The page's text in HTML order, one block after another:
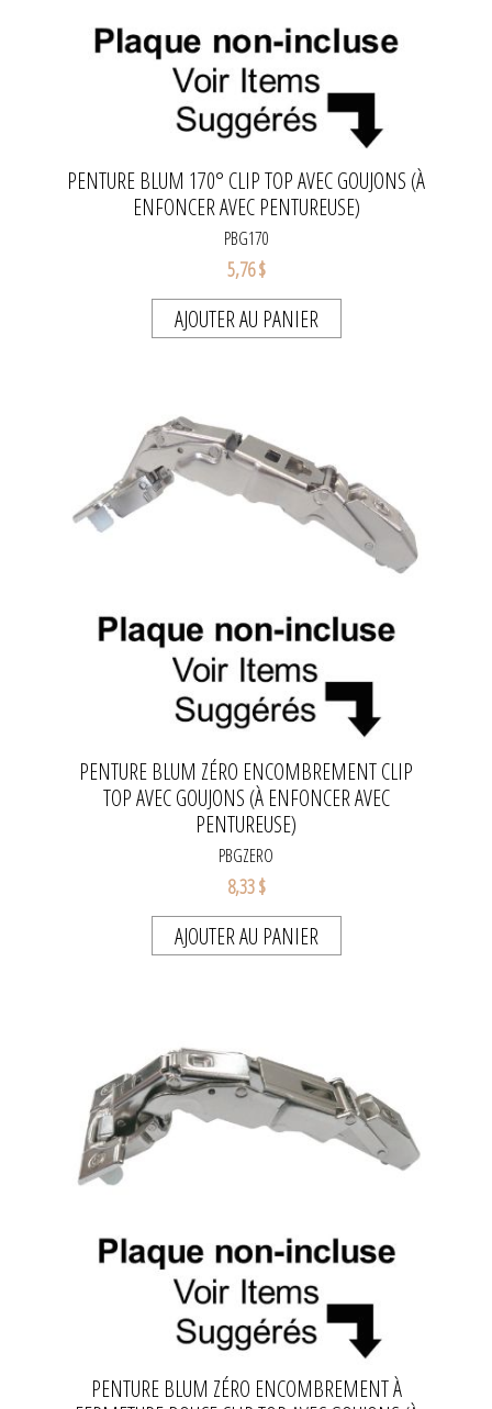
PENTURE BLUM 170° CLIP TOP AVEC GOUJONS (À
ENFONCER AVEC PENTUREUSE)
PBG170
5,76 $
AJOUTER AU PANIER
PENTURE BLUM ZÉRO ENCOMBREMENT CLIP
TOP AVEC GOUJONS (À ENFONCER AVEC
PENTUREUSE)
PBGZERO
8,33 $
AJOUTER AU PANIER
PENTURE BLUM ZÉRO ENCOMBREMENT À